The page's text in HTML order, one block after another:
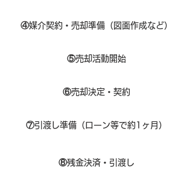
④媒介契約・売却準備（図面作成など）
⑤売却活動開始
⑥売却決定・契約
⑦引渡し準備（ローン等で約1ヶ月）
⑧​残金決済・引渡し